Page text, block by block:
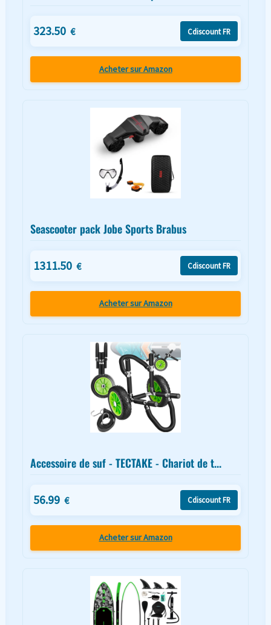
323.50 € Cdiscount FR
Acheter sur Amazon
Seascooter pack Jobe Sports Brabus
1311.50 € Cdiscount FR
Acheter sur Amazon
Accessoire de suf - TECTAKE - Chariot de t...
56.99 € Cdiscount FR
Acheter sur Amazon